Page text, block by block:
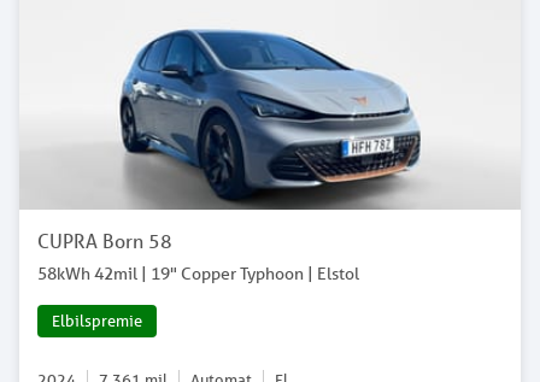
CUPRA Born 58
58kWh 42mil | 19" Copper Typhoon | Elstol
Elbilspremie